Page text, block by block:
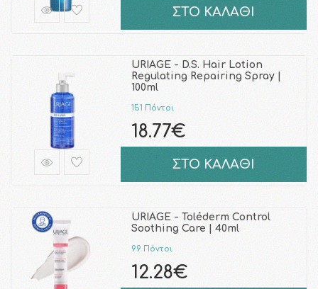
ΣΤΟ ΚΑΛΑΘΙ
URIAGE - D.S. Hair Lotion
Regulating Repairing Spray |
100ml
151 Πόντοι
18.77€
ΣΤΟ ΚΑΛΑΘΙ
URIAGE - Toléderm Control
Soothing Care | 40ml
99 Πόντοι
12.28€